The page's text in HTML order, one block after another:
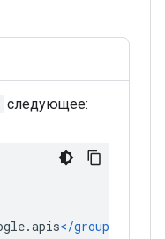
следующее: